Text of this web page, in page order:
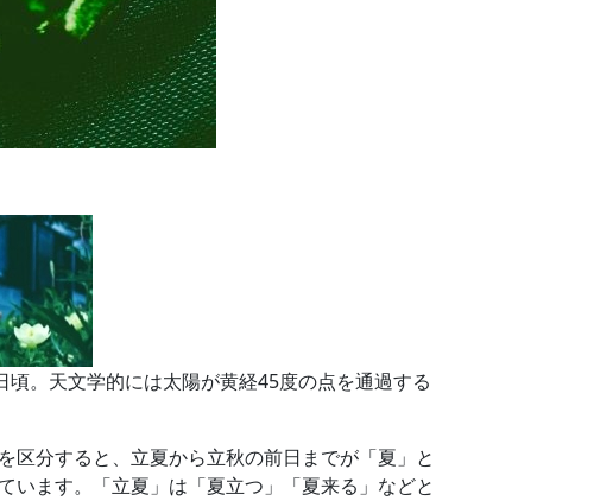
。天文学的には太陽が黄経45度の点を通過する
区分すると、立夏から立秋の前日までが「夏」と
います。「立夏」は「夏立つ」「夏来る」などと